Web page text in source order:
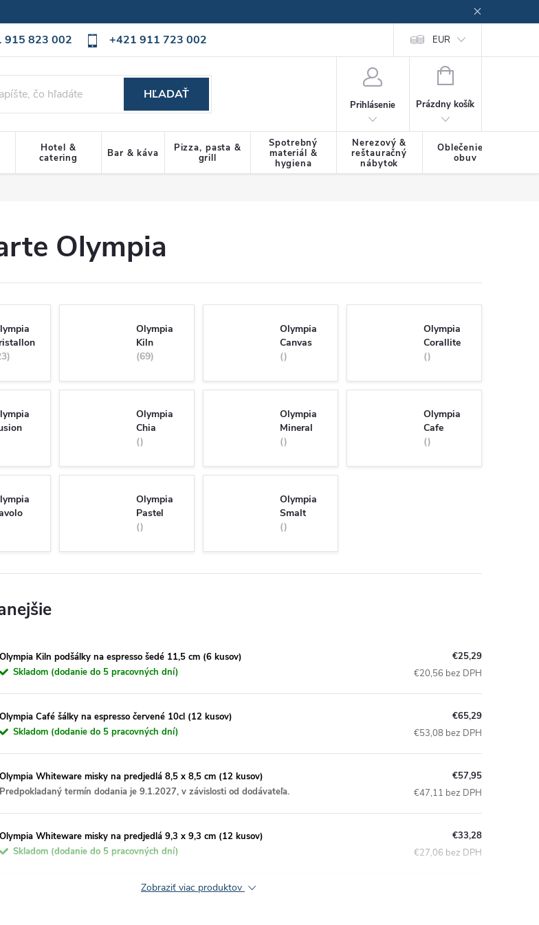
915 823 002 +421 911 723 002
Ochrana osobných údajov Cookies policy EUR
HĽADAŤ
Prihlásenie
NÁKUPNÝ
Prázdny košík
Hotel &
catering
Bar & káva
Pizza, pasta &
grill
Spotrebný
materiál &
hygiena
Nerezový &
reštauračný
nábytok
Oblečenie &
obuv
Olympia
Olympia
Kiln
69
Olympia
Canvas
Olympia
Corallite
Olympia
Chia
Olympia
Mineral
Olympia
Cafe
Olympia
Pastel
Olympia
Smalt
Olympia Kiln podšálky na espresso šedé 11,5 cm (6 kusov)
Skladom (dodanie do 5 pracovných dní)
€25,29
€20,56 bez DPH
Olympia Café šálky na espresso červené 10cl (12 kusov)
Skladom (dodanie do 5 pracovných dní)
€65,29
€53,08 bez DPH
Olympia Whiteware misky na predjedlá 8,5 x 8,5 cm (12 kusov)
Predpokladaný termín dodania je 9.1.2027, v závislosti od dodávateľa.
€57,95
€47,11 bez DPH
Olympia Whiteware misky na predjedlá 9,3 x 9,3 cm (12 kusov)
Skladom (dodanie do 5 pracovných dní)
€33,28
€27,06 bez DPH
Zobraziť viac produktov